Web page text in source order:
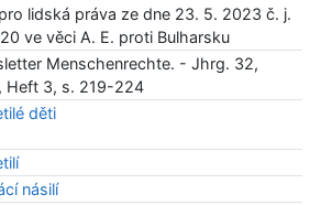
lidská práva ze dne 23. 5. 2023 č. j.
ve věci A. E. proti Bulharsku
Menschenrechte. - Jhrg. 32,
Heft 3, s. 219-224
děti
násilí